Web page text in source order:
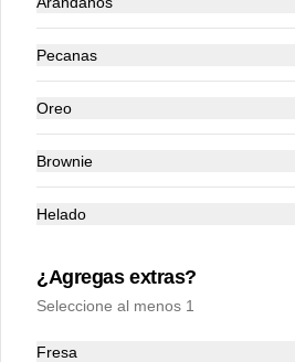
S/ 12.00
Jugo de
Pecanas
Oreo
Brownie
Helado
¿Agregas extras?
Seleccione al menos 1
Fresa